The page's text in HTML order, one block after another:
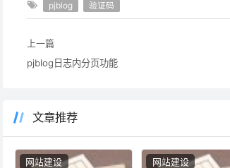
pjblog 验证码
上一篇
pjblog日志内分页功能
文章推荐
网站建设 网站建设